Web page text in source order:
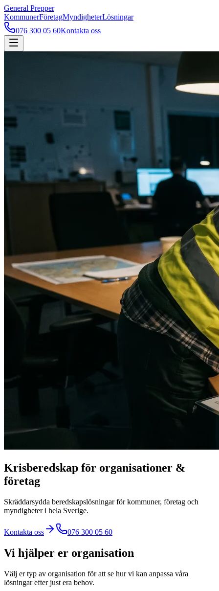
General Prepper
KommunerFöretagMyndigheterLösningar
076 300 05 60Kontakta oss
Krisberedskap för organisationer &
företag
Skräddarsydda beredskapslösningar för kommuner, företag och
myndigheter i hela Sverige.
Kontakta oss 076 300 05 60
Vi hjälper er organisation
Välj er typ av organisation för att se hur vi kan anpassa våra
lösningar efter just era behov.